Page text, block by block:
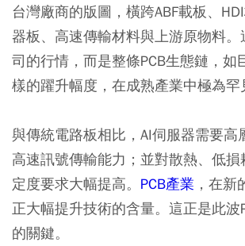
台灣廠商的版圖，橫跨ABF載板、
器板、高速傳輸材料與上游原物料
司的行情，而是整條PCB生態鏈，如
樣的躍升幅度，在成熟產業中極為罕
與傳統電路板相比，AI伺服器需要高
高速訊號傳輸能力；並對散熱、低
定度要求大幅提高。 PCB產業 ，在新
正大幅提升技術的含量。這正是此波
的關鍵。